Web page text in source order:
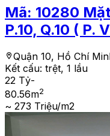
Mã: 10280
P.10, Q.10 ( P.
Quận 10, Hồ Chí
Kết cấu: trệt, 1 lầu
22 Tỷ-
80.56m2
~ 273 Triệu/m2